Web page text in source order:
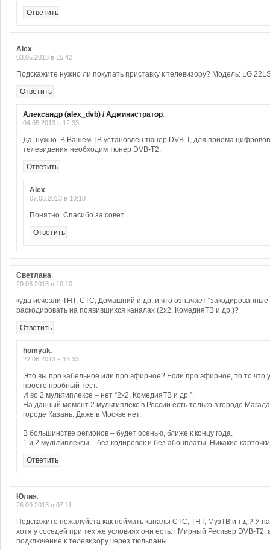
Ответить
Alex:
03.05.2013 в 15:42
Подскажите нужно ли покупать приставку к телевизору? Модель: LG
Ответить
Александр (alex_dvb) / Администратор:
04.05.2013 в 12:33
Да, нужно. В Вашем ТВ установлен тюнер DVB-T, для приема
телевидения необходим тюнер DVB-T2.
Ответить
Alex:
07.05.2013 в 10:10
Понятно. Спасибо за совет.
Ответить
Светлана:
20.06.2013 в 10:10
куда исчезли ТНТ, СТС, Домашний и др. и что означает “закодированные
раскодировать на появившихся каналах (2х2, КомедияТВ и др.)?
Ответить
homyak:
22.06.2013 в 18:33
Это вы про кабельное или про эфирное? Если про эфирное, то то что
просто пробный тест.
И во 2 мультиплексе – нет “2х2, КомедияТВ и др.”.
На данный момент 2 мультиплекс в России есть только в городе
городе Казань. Даже в Москве нет.
В большинстве регионов – будет осенью, ближе к концу года.
1 и 2 мультиплексы – без кодировок и без абонплаты. Никакие
Ответить
Юлия:
26.09.2013 в 07:11
Подскажите пожалуйста как поймать каналы СТС, ТНТ, МузТВ и т.д.? У
хотя у соседей при тех же условиях они есть. г.Мирный Ресивер DVB-
подключение к телевизору через тюльпаны.